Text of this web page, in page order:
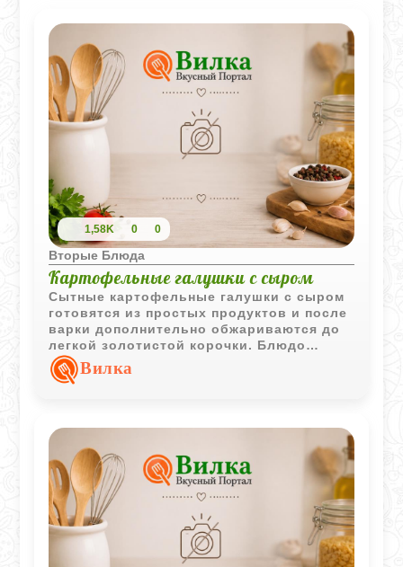
1,58K 0 0
Вторые Блюда
Картофельные галушки с сыром
Сытные картофельные галушки с сыром
готовятся из простых продуктов и после
варки дополнительно обжариваются до
легкой золотистой корочки. Блюдо
хорошо подходит для домашнего обеда
или ужина.
Вилка